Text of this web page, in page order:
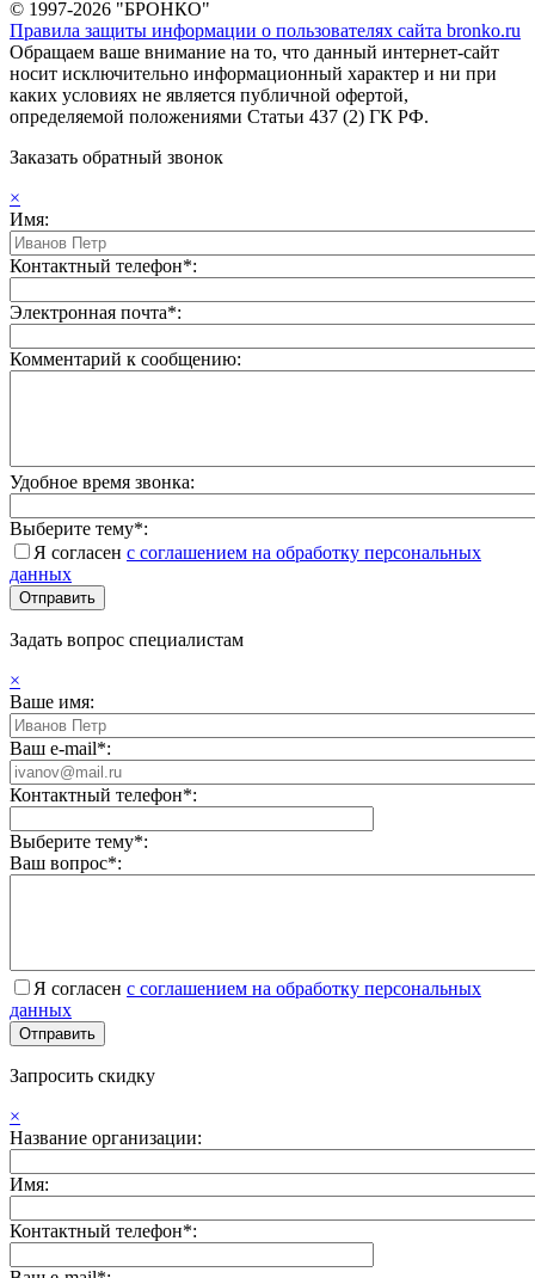
© 1997-2026 "БРОНКО"
Правила защиты информации о пользователях сайта bronko.ru
Обращаем ваше внимание на то, что данный интернет-сайт
носит исключительно информационный характер и ни при
каких условиях не является публичной офертой,
определяемой положениями Статьи 437 (2) ГК РФ.
Заказать обратный звонок
×
Имя:
Контактный телефон*:
Электронная почта*:
Комментарий к сообщению:
Удобное время звонка:
Выберите тему*:
Я согласен с соглашением на обработку персональных
данных
Задать вопрос специалистам
×
Ваше имя:
Ваш e-mail*:
Контактный телефон*:
Выберите тему*:
Ваш вопрос*:
Я согласен с соглашением на обработку персональных
данных
Запросить скидку
×
Название организации:
Имя:
Контактный телефон*: